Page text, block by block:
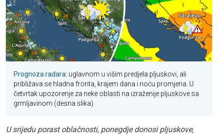
Prognoza radara: uglavnom u višim predjela pljuskovi, ali
približava se hladna fronta, krajem dana i noću promjena. U
četvrtak upozorenje za neke oblasti na izraženije pljuskove sa
grmljavinom (desna slika).
U srijedu porast oblačnosti, ponegdje donosi pljuskove,